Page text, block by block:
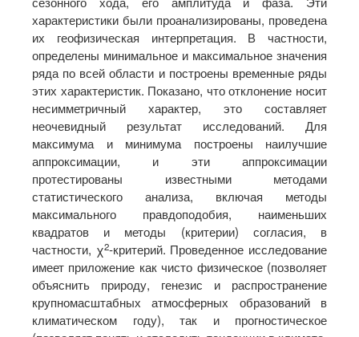
характеристики были проанализированы, проведена
их геофизическая интерпретация. В частности,
определены минимальное и максимальное значения
ряда по всей области и построены временные ряды
этих характеристик. Показано, что отклонение носит
несимметричный характер, это составляет
неочевидный результат исследований. Для
максимума и минимума построены наилучшие
аппроксимации, и эти аппроксимации
протестированы известными методами
статистического анализа, включая методы
максимального правдоподобия, наименьших
квадратов и методы (критерии) согласия, в
частности, χ2-критерий. Проведенное исследование
имеет приложение как чисто физическое (позволяет
объяснить природу, генезис и распространение
крупномасштабных атмосферных образований в
климатическом году), так и прогностическое